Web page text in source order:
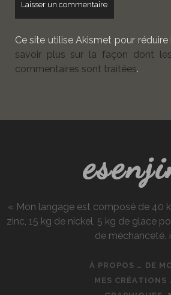
Ce site utilise Akismet pour réduire
savoir plus sur la façon dont
commentaires sont traitées.
« Mon langage est composé de 40
zinc, 15 kg de nickel, 5 kg de glace
de méchanceté.
À PROPOS … DE
MES CRÉATIONS …